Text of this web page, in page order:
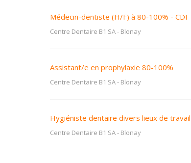
Médecin-dentiste (H/F) à 80-100% - CDI
Centre Dentaire B1 SA- Blonay
Assistant/e en prophylaxie 80-100%
Centre Dentaire B1 SA- Blonay
Hygiéniste dentaire divers lieux de travail
Centre Dentaire B1 SA- Blonay